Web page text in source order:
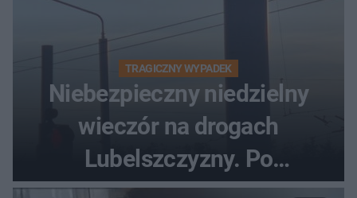
TRAGICZNY WYPADEK
Niebezpieczny niedzielny
wieczór na drogach
Lubelszczyzny. Po
nieudanym manewrze